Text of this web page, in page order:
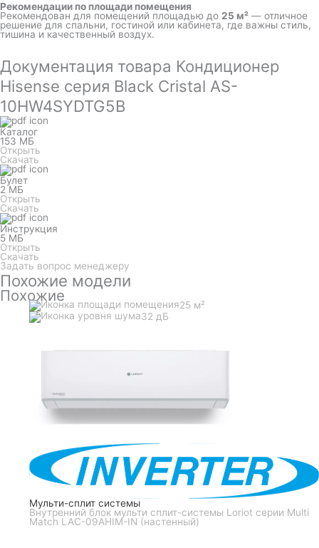
Рекомендации по площади помещения
Рекомендован для помещений площадью до 25 м² — отличное
решение для спальни, гостиной или кабинета, где важны стиль,
тишина и качественный воздух.
Документация товара Кондиционер
Hisense серия Black Cristal AS-
10HW4SYDTG5B
Каталог
153 МБ
Открыть
Скачать
Булет
2 МБ
Открыть
Скачать
Инструкция
5 МБ
Открыть
Скачать
Задать вопрос менеджеру
Похожие модели
Похожие
25 м²
32 дБ
Мульти-сплит системы
Внутренний блок мульти сплит-системы Loriot серии Multi
Match LAC-09AHIM-IN (настенный)